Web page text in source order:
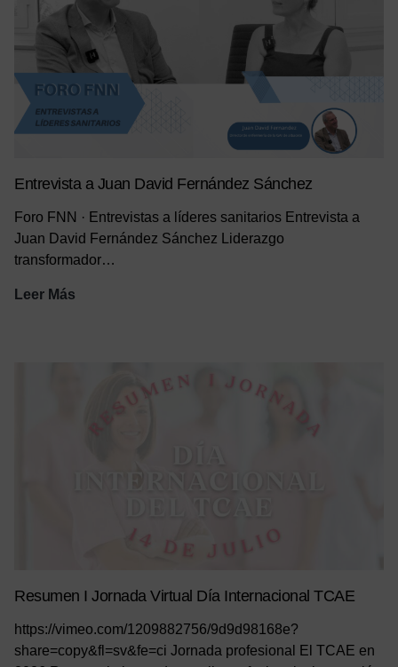
Entrevista a Juan David Fernández Sánchez
Foro FNN · Entrevistas a líderes sanitarios Entrevista a
Juan David Fernández Sánchez Liderazgo
transformador…
Leer Más
Sánchez
Resumen I Jornada Virtual Día Internacional TCAE
https://vimeo.com/1209882756/9d9d98168e?
share=copy&fl=sv&fe=ci Jornada profesional El TCAE en